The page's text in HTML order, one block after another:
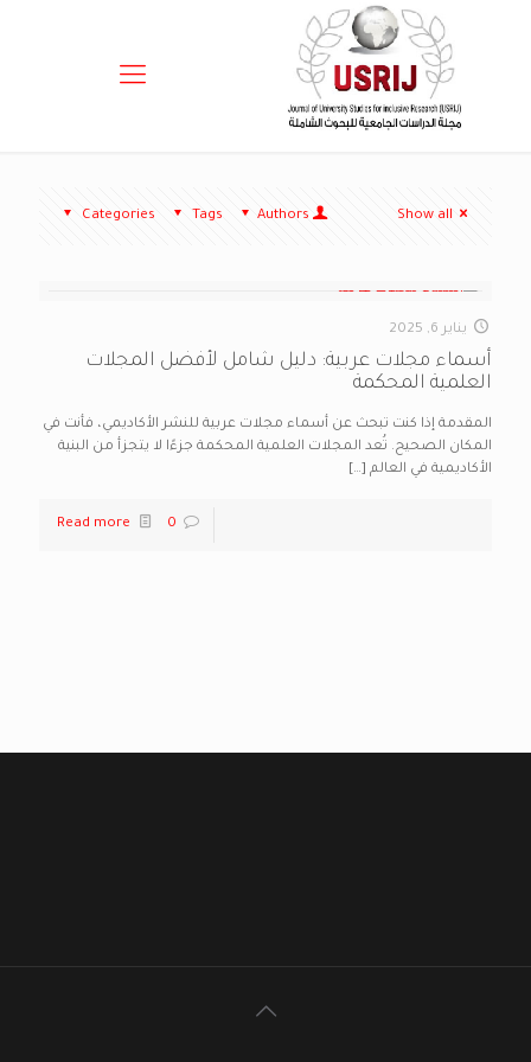
Categories Tags Authors Show all
يناير 6, 2025
أسماء مجلات عربية: دليل شامل لأفضل المجلات
العلمية المحكمة
المقدمة إذا كنت تبحث عن أسماء مجلات عربية للنشر الأكاديمي، فأنت في
المكان الصحيح. تُعد المجلات العلمية المحكمة جزءًا لا يتجزأ من البنية
الأكاديمية في العالم […]
0
Read more